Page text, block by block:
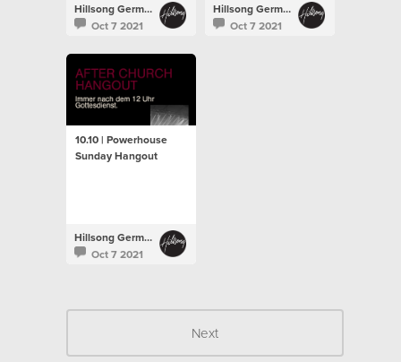
Hillsong Germany
Oct 7 2021
Hillsong Germany
Oct 7 2021
10.10 | Powerhouse
Sunday Hangout
Hillsong Germany
Oct 7 2021
Next